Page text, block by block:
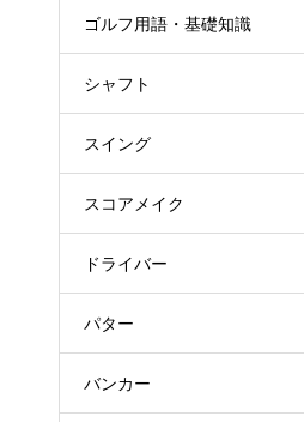
ゴルフ用語・基礎知識
シャフト
スイング
スコアメイク
ドライバー
パター
バンカー